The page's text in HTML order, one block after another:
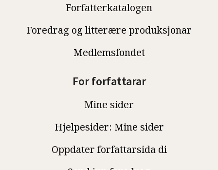
Forfatterkatalogen
Foredrag og litterære produksjonar
Medlemsfondet
For forfattarar
Mine sider
Hjelpesider: Mine sider
Oppdater forfattarsida di